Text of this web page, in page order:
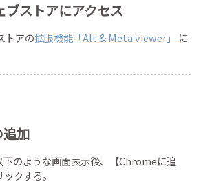
ストアにアクセス
トアの拡張機能「Alt & Meta viewer」
に
加
下のような画面表示後、【Chromeに追
クする。